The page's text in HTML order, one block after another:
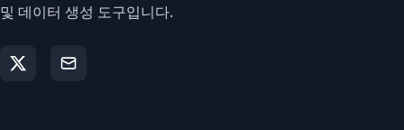
및 데이터 생성 도구입니다.